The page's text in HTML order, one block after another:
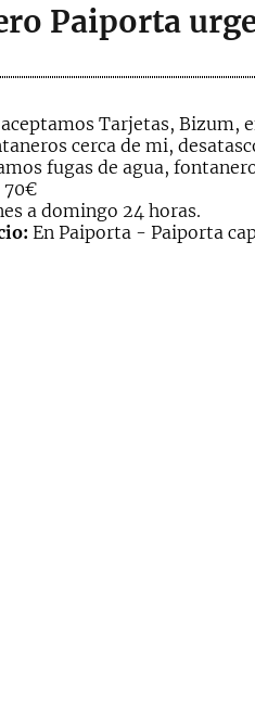
Paiporta
aceptamos Tarjetas, Bizum,
cerca de mi,
fugas de agua,
70€
a domingo 24 horas.
En Paiporta - Paiporta